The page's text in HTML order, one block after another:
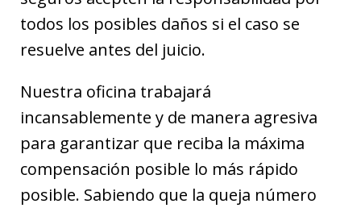
todos los posibles daños si el caso se
resuelve antes del juicio.
Nuestra oficina trabajará
incansablemente y de manera agresiva
para garantizar que reciba la máxima
compensación posible lo más rápido
posible. Sabiendo que la queja número